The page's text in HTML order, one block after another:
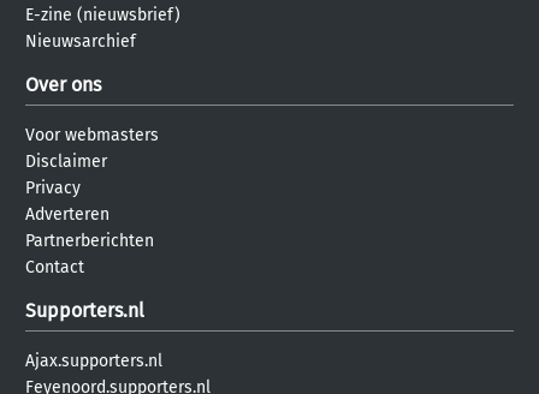
E-zine (nieuwsbrief)
Nieuwsarchief
Over ons
Voor webmasters
Disclaimer
Privacy
Adverteren
Partnerberichten
Contact
Supporters.nl
Ajax.supporters.nl
Feyenoord.supporters.nl